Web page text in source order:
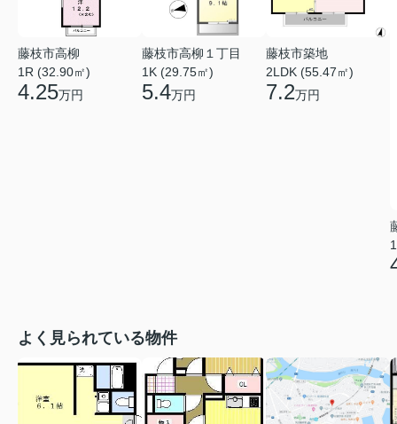
藤枝市高柳
1R (32.90㎡)
4.25万円
藤枝市高柳１丁目
1K (29.75㎡)
5.4万円
藤枝市築地
2LDK (55.47㎡)
7.2万円
よく見られている物件